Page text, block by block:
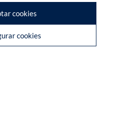
cookies
cookies
del cliente genera una
reducen su rotación.